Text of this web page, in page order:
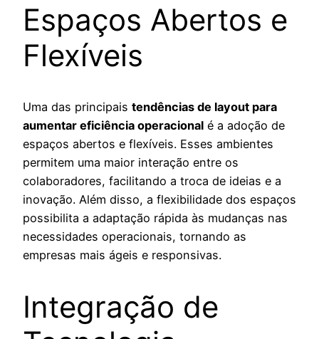
Espaços Abertos e
Flexíveis
Uma das principais tendências de layout para
aumentar eficiência operacional é a adoção de
espaços abertos e flexíveis. Esses ambientes
permitem uma maior interação entre os
colaboradores, facilitando a troca de ideias e a
inovação. Além disso, a flexibilidade dos espaços
possibilita a adaptação rápida às mudanças nas
necessidades operacionais, tornando as
empresas mais ágeis e responsivas.
Integração de